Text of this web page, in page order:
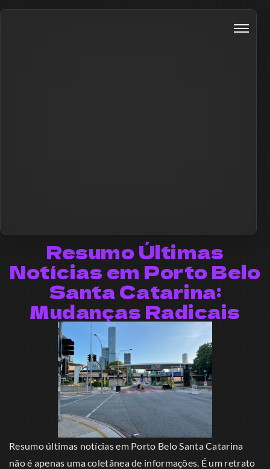
Resumo Últimas
Notícias em Porto Belo
Santa Catarina:
Mudanças Radicais
Resumo últimas notícias em Porto Belo Santa Catarina
não é apenas uma coletânea de informações. É um retrato